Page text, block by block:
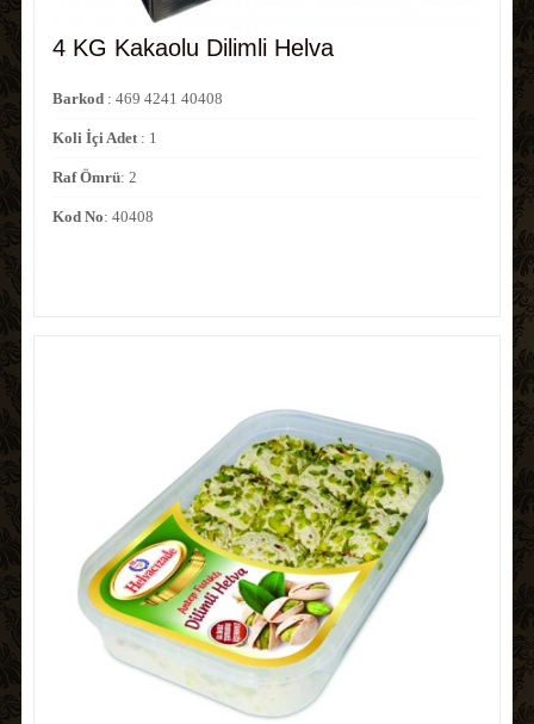
4 KG Kakaolu Dilimli Helva
Barkod: 469 4241 40408
Koli İçi Adet: 1
Raf Ömrü: 2
Kod No: 40408